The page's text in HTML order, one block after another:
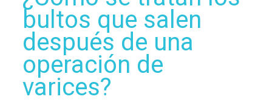
bultos que salen
después de una
operación de
varices?